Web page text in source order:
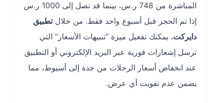
المباشرة من 748 ر.س، بينما قد تصل إلى 1000 ر.س
إذا تم الحجز قبل أسبوع واحد فقط. من خلال تطبيق
دايركت، يمكنك تفعيل ميزة “تنبيهات الأسعار” التي
ترسل إشعارات فورية عبر البريد الإلكتروني أو التطبيق
عند انخفاض أسعار الرحلات من جدة إلى أسيوط، مما
يضمن عدم تفويت أي عرض.